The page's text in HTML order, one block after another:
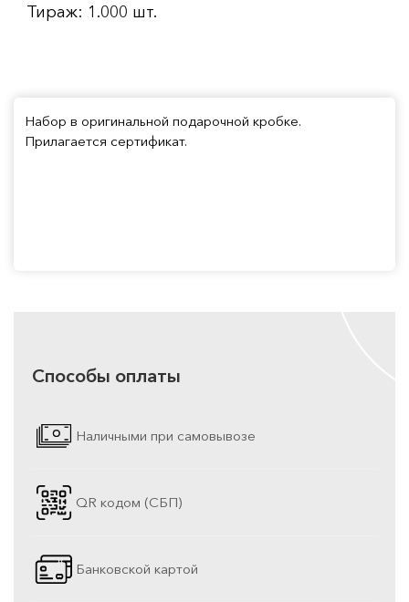
Тираж: 1.000 шт.
Набор в оригинальной подарочной кробке.
Прилагается сертификат.
Способы оплаты
Наличными при самовывозе
QR кодом (СБП)
Банковской картой